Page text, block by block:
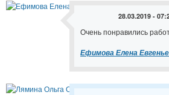
28.03.2019 -
Очень понравились
Ефимова Елена